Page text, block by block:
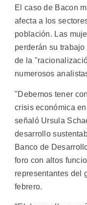
El caso de Bacon
afecta a los
población. Las
perderán su
de la
numerosos
"Debemos tener
crisis económica
señaló Ursula
desarrollo
Banco de
foro con altos
representantes del
febrero.